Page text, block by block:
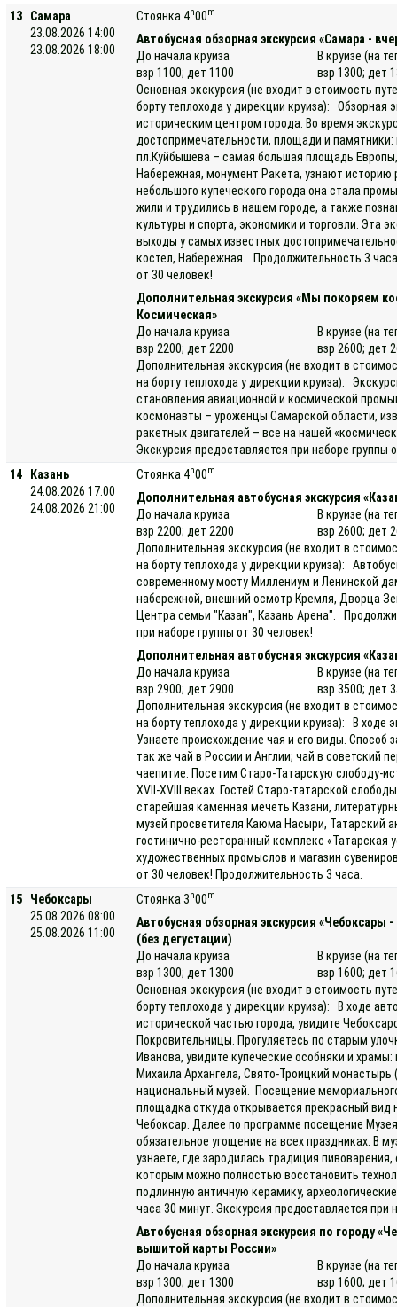
13
Самара
23.08.2026 14:00
23.08.2026 18:00
Стоянка 4h00m
Автобусная обзорная экскурсия «Самара -
До начала круиза
взр 1100; дет 1100
В круизе (на
взр 1300; дет
Основная экскурсия (не входит в стоимость
борту теплохода у дирекции круиза): Обзорная
историческим центром города. Во время
достопримечательности, площади и
пл.Куйбышева – самая большая площадь
Набережная, монумент Ракета, узнают историю
небольшого купеческого города она стала
жили и трудились в нашем городе, а также
культуры и спорта, экономики и торговли. Эта
выходы у самых известных
костел, Набережная. Продолжительность 3
от 30 человек!
Дополнительная экскурсия «Мы покоряем
Космическая»
До начала круиза
взр 2200; дет 2200
В круизе (на
взр 2600; дет
Дополнительная экскурсия (не входит в
на борту теплохода у дирекции круиза):
становления авиационной и космической
космонавты – уроженцы Самарской области,
ракетных двигателей – все на нашей
Экскурсия предоставляется при наборе группы
14
Казань
24.08.2026 17:00
24.08.2026 21:00
Стоянка 4h00m
Дополнительная автобусная экскурсия
До начала круиза
взр 2200; дет 2200
В круизе (на
взр 2600; дет
Дополнительная экскурсия (не входит в
на борту теплохода у дирекции круиза):
современному мосту Миллениум и Ленинской
набережной, внешний осмотр Кремля, Дворца
Центра семьи "Казан", Казань Арена".
при наборе группы от 30 человек!
Дополнительная автобусная экскурсия
До начала круиза
взр 2900; дет 2900
В круизе (на
взр 3500; дет
Дополнительная экскурсия (не входит в
на борту теплохода у дирекции круиза): В ходе
Узнаете происхождение чая и его виды. Способ
так же чай в России и Англии; чай в советский
чаепитие. Посетим Старо-Татарскую слободу-
XVII-XVIII веках. Гостей Старо-татарской
старейшая каменная мечеть Казани,
музей просветителя Каюма Насыри, Татарский
гостинично-ресторанный комплекс
художественных промыслов и магазин
от 30 человек! Продолжительность 3 часа.
15
Чебоксары
25.08.2026 08:00
25.08.2026 11:00
Стоянка 3 h00m
Автобусная обзорная экскурсия
(без дегустации)
До начала круиза
взр 1300; дет 1300
В круизе (на
взр 1600; дет
Основная экскурсия (не входит в стоимость
борту теплохода у дирекции круиза): В ходе
исторической частью города, увидите
Покровительницы. Прогуляетесь по старым
Иванова, увидите купеческие особняки и
Михаила Архангела, Свято-Троицкий
национальный музей. Посещение
площадка откуда открывается прекрасный вид
Чебоксар. Далее по программе посещение
обязательное угощение на всех праздниках. В
узнаете, где зародилась традиция
которым можно полностью восстановить
подлинную античную керамику,
часа 30 минут. Экскурсия предоставляется при
Автобусная обзорная экскурсия по городу
вышитой карты России»
До начала круиза
взр 1300; дет 1300
В круизе (на
взр 1600; дет
Дополнительная экскурсия (не входит в